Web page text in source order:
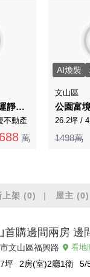
文山優質學區捷運靜巷一樓金店面
不動產
萬
AI煥裝
文山區
公園富
26.2坪 /
1498萬
上架 (0) 屋主 (0)
首購邊間兩房 邊
文山區福興路 看地
坪 2房(室)2廳1衛 5/